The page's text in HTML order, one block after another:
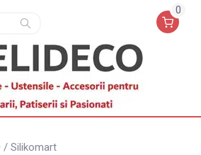
Caută
0
/ Silikomart